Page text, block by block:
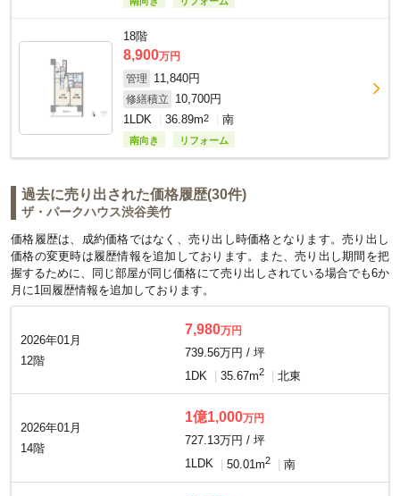
18階
8,900万円
管理
11,840円
修繕積立
10,700円
1LDK
36.89m2 南
南向き リフォーム
過去に売り出された価格履歴(30件)
ザ・パークハウス渋谷美竹
価格履歴は、成約価格ではなく、売り出し時価格となります。売り出し
価格の変更時は履歴情報を追加しております。また、売り出し期間を把
握するために、同じ部屋が同じ価格にて売り出しされている場合でも6か
月に1回履歴情報を追加しております。
2026年01月
12階
7,980万円
739.56万円 / 坪
1DK
35.67m2 北東
2026年01月
14階
1億1,000万円
727.13万円 / 坪
1LDK
50.01m2 南